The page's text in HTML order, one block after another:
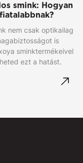
smink: Hogyan
nem csak optikailag
is
sminktermékeivel
ezt a hatást.